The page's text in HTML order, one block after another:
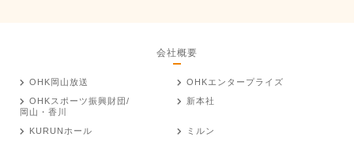
会社概要
OHK岡山放送
OHKエンタープライズ
OHKスポーツ振興財団/
岡山・香川
新本社
KURUNホール
ミルン